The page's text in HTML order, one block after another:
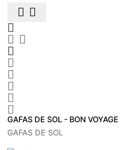











GAFAS DE SOL - BON VOYAGE
GAFAS DE SOL